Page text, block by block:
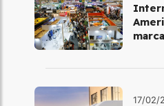
17/02/